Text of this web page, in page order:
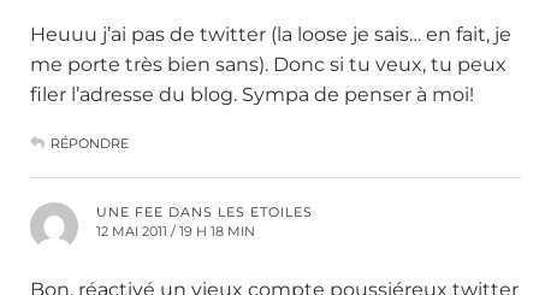
Heuuu j’ai pas de twitter (la loose je sais… en fait, je
me porte très bien sans). Donc si tu veux, tu peux
filer l’adresse du blog. Sympa de penser à moi!
RÉPONDRE
UNE FEE DANS LES ETOILES
12 MAI 2011 / 19 H 18 MIN
Bon, réactivé un vieux compte poussiéreux twitter